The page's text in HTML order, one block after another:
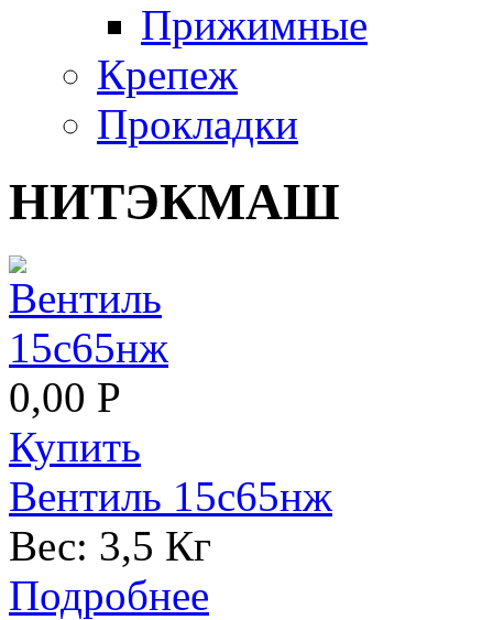
Прижимные
Крепеж
Прокладки
НИТЭКМАШ
0,00 Р
Купить
Вентиль 15с65нж
Вес: 3,5 Кг
Подробнее